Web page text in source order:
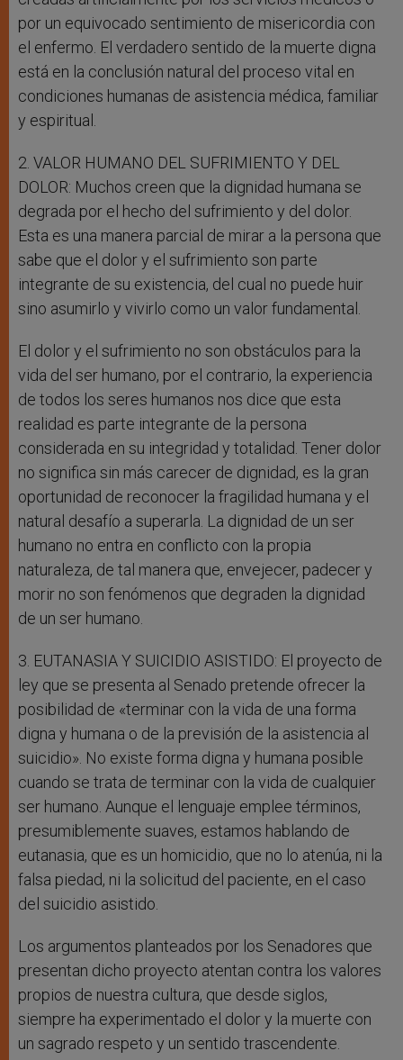
por un equivocado sentimiento de misericordia con
el enfermo. El verdadero sentido de la muerte digna
está en la conclusión natural del proceso vital en
condiciones humanas de asistencia médica, familiar
y espiritual.
2. VALOR HUMANO DEL SUFRIMIENTO Y DEL
DOLOR: Muchos creen que la dignidad humana se
degrada por el hecho del sufrimiento y del dolor.
Esta es una manera parcial de mirar a la persona que
sabe que el dolor y el sufrimiento son parte
integrante de su existencia, del cual no puede huir
sino asumirlo y vivirlo como un valor fundamental.
El dolor y el sufrimiento no son obstáculos para la
vida del ser humano, por el contrario, la experiencia
de todos los seres humanos nos dice que esta
realidad es parte integrante de la persona
considerada en su integridad y totalidad. Tener dolor
no significa sin más carecer de dignidad, es la gran
oportunidad de reconocer la fragilidad humana y el
natural desafío a superarla. La dignidad de un ser
humano no entra en conflicto con la propia
naturaleza, de tal manera que, envejecer, padecer y
morir no son fenómenos que degraden la dignidad
de un ser humano.
3. EUTANASIA Y SUICIDIO ASISTIDO: El proyecto de
ley que se presenta al Senado pretende ofrecer la
posibilidad de «terminar con la vida de una forma
digna y humana o de la previsión de la asistencia al
suicidio». No existe forma digna y humana posible
cuando se trata de terminar con la vida de cualquier
ser humano. Aunque el lenguaje emplee términos,
presumiblemente suaves, estamos hablando de
eutanasia, que es un homicidio, que no lo atenúa, ni la
falsa piedad, ni la solicitud del paciente, en el caso
del suicidio asistido.
Los argumentos planteados por los Senadores que
presentan dicho proyecto atentan contra los valores
propios de nuestra cultura, que desde siglos,
siempre ha experimentado el dolor y la muerte con
un sagrado respeto y un sentido trascendente.